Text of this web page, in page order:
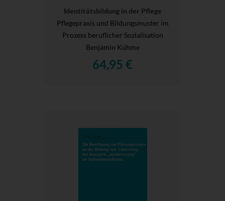
Identitätsbildung in der Pflege
Pflegepraxis und Bildungsmuster im
Prozess beruflicher Sozialisation
Benjamin Kühme
64,95 €